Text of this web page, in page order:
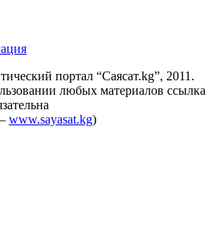
портал “Саясат.kg”, 2011.
любых материалов ссылка
www.sayasat.kg)